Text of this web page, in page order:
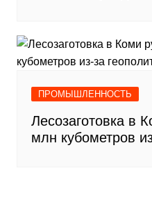
ПРОМЫШЛЕННОСТЬ
Лесозаготовка в
млн кубометров